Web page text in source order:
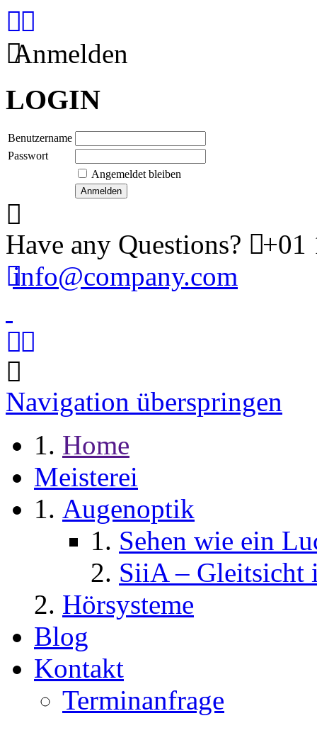
Anmelden
LOGIN
Benutzername
Passwort
Angemeldet bleiben
Have any Questions? +01
info@company.com
Navigation überspringen
Home
Meisterei
Augenoptik
Sehen wie ein
SiiA – Gleitsicht
Hörsysteme
Blog
Kontakt
Terminanfrage